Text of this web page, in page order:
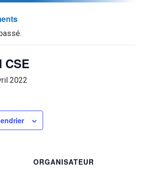
CSE
2022
ORGANISATEUR